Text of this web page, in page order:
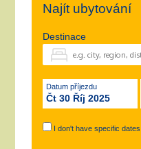
Najít ubytování
Destinace
Datum příjezdu
Čt 30 Říj 2025
I don't have specific